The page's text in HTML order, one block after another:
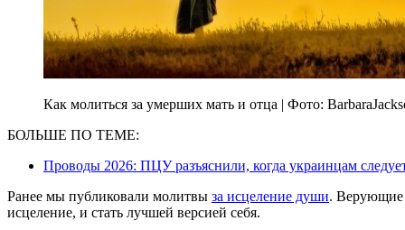
Как молиться за умерших мать и отца | Фото:
БОЛЬШЕ ПО ТЕМЕ:
Проводы 2026: ПЦУ разъяснили, когда украинцам
Ранее мы публиковали молитвы за исцеление души. Верующие
исцеление, и стать лучшей версией себя.